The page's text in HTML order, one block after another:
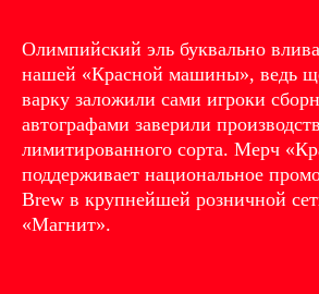
Олимпийский эль буквально
нашей «Красной машины», ведь
варку заложили сами игроки
автографами заверили
лимитированного сорта. Мерч
поддерживает национальное
Brew в крупнейшей розничной
«Магнит».